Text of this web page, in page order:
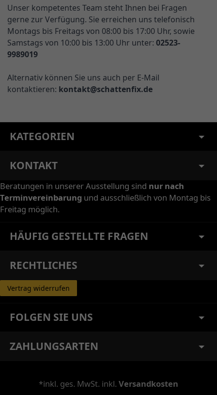
Unser kompetentes Team steht Ihnen bei Fragen
gerne zur Verfügung. Sie erreichen uns telefonisch
Montags bis Freitags von 08:00 bis 17:00 Uhr, sowie
Samstags von 10:00 bis 13:00 Uhr unter: 02523-
9989019
Alternativ können Sie uns auch per E-Mail
kontaktieren: kontakt@schattenfix.de
KATEGORIEN
KONTAKT
Beratungen in unserer Ausstellung sind nur nach
Terminvereinbarung und ausschließlich von Montag bis
Freitag möglich.
HÄUFIG GESTELLTE FRAGEN
RECHTLICHES
Vertrag widerrufen
FOLGEN SIE UNS
ZAHLUNGSARTEN
*inkl. ges. MwSt. inkl. Versandkosten